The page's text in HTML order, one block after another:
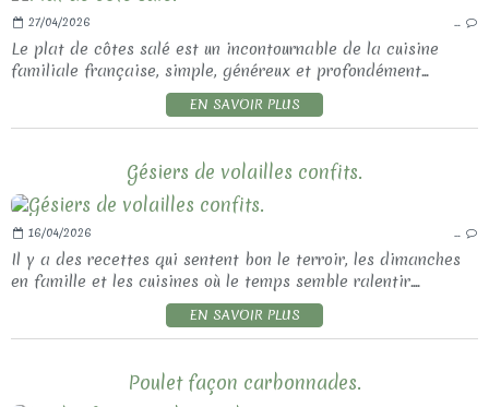
27/04/2026 …
Le plat de côtes salé est un incontournable de la cuisine
familiale française, simple, généreux et profondément...
EN SAVOIR PLUS
Gésiers de volailles confits.
16/04/2026 …
Il y a des recettes qui sentent bon le terroir, les dimanches
en famille et les cuisines où le temps semble ralentir....
EN SAVOIR PLUS
Poulet façon carbonnades.